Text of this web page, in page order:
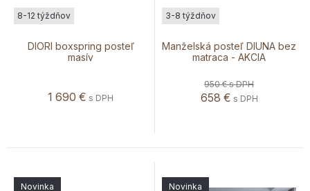
DIORI boxspring posteľ
masív
8-12 týždňov
1 690 € s DPH
Manželská posteľ DIUNA bez
matraca - AKCIA
3-8 týždňov
950 €s DPH
658 € s DPH
Novinka Novinka